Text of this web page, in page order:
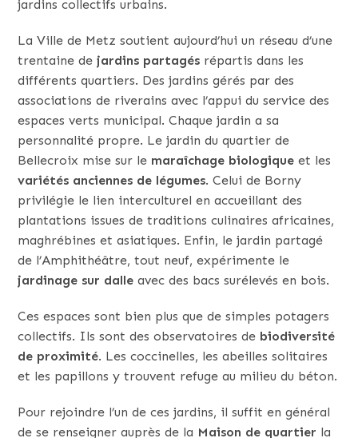
jardins collectifs urbains.
La Ville de Metz soutient aujourd’hui un réseau d’une
trentaine dejardins partagés répartis dans les
différents quartiers. Des jardins gérés par des
associations de riverains avec l’appui du service des
espaces verts municipal. Chaque jardin a sa
personnalité propre. Le jardin du quartier de
Bellecroix mise sur le maraîchage biologique et les
variétés anciennes de légumes. Celui de Borny
privilégie le lien interculturel en accueillant des
plantations issues de traditions culinaires africaines,
maghrébines et asiatiques. Enfin, le jardin partagé
de l’Amphithéâtre, tout neuf, expérimente le
jardinage sur dalle avec des bacs surélevés en bois.
Ces espaces sont bien plus que de simples potagers
collectifs. Ils sont des observatoires de biodiversité
de proximité. Les coccinelles, les abeilles solitaires
et les papillons y trouvent refuge au milieu du béton.
Pour rejoindre l’un de ces jardins, il suffit en général
de se renseigner auprès de la Maison de quartier la